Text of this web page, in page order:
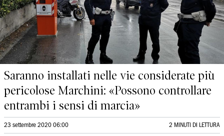
Saranno installati nelle vie considerate più
pericolose Marchini: «Possono controllare
entrambi i sensi di marcia»
23 settembre 2020 06:00 2 MINUTI DI LETTURA